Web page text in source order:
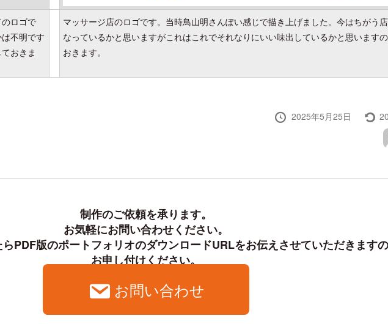
ロゴで
不明です
おきま
マッサージ店のロゴです。当時鳥山明さんぽい感じで描き上げました。今はちがう
なっているかと思いますがこれはこれでそれなりにいい味出しているかと思います
おきます。
投
2025年5月25日
最
終
新
制作のご依頼を承ります。
お気軽にお問い合わせください。
PDF版のポートフォリオのダウンロードURLをお伝えさせていただきます
お申し付けください。
お問い合わせ